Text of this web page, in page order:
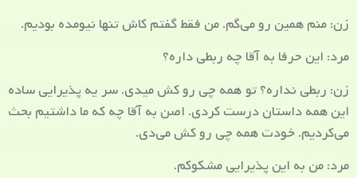
زن: منم همین رو می‌گم. من فقط گفتم کاش تنها نیومده بودیم.
مرد: این حرفا به آقا چه ربطی داره؟
زن: ربطی نداره؟ تو همه چی رو کش میدی. سر یه پذیرایی ساده
این همه داستان درست کردی. اصن به آقا چه که ما داشتیم بحث
می‌کردیم. خودت همه چی رو کش می‌دی.
مرد: من به این پذیرایی مشکوکم.